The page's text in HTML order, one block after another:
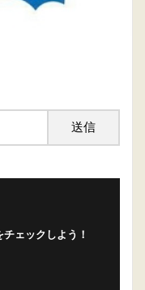
ェックしよう！